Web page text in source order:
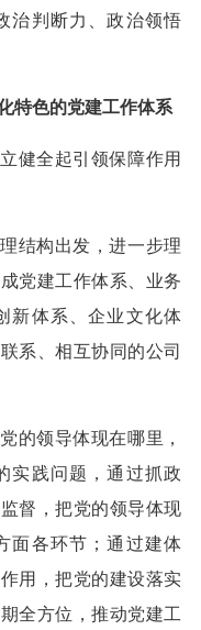
治判断力、政治领悟
特色的党建工作体系
健全起引领保障作用
结构出发，进一步理
党建工作体系、业务
新体系、企业文化体
系、相互协同的公司
的领导体现在哪里，
实践问题，通过抓政
督，把党的领导体现
面各环节；通过建体
用，把党的建设落实
全方位，推动党建工